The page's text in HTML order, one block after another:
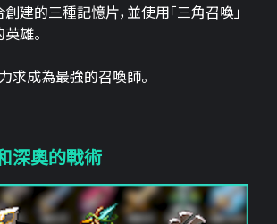
建的三種記憶片，並使用「三角召喚」
雄。
求成為最強的召喚師。
深奧的戰術